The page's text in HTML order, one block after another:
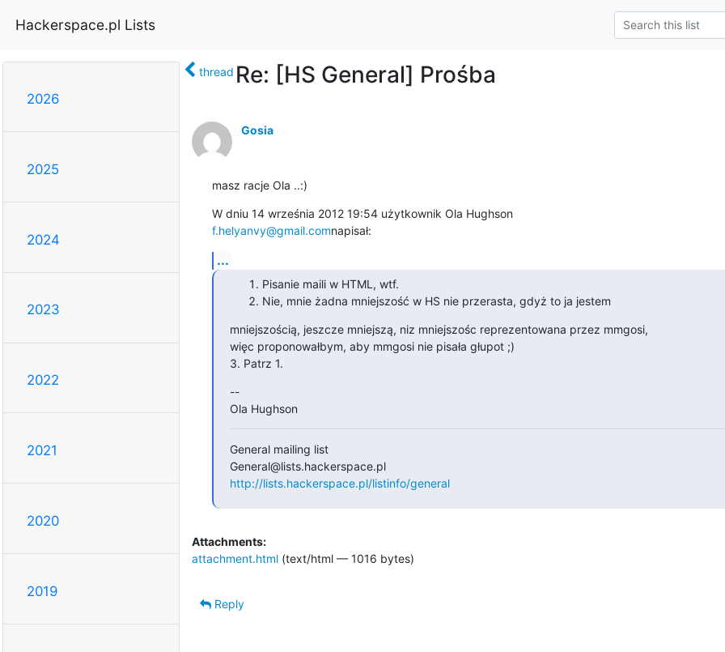
Hackerspace.pl Lists
2026
2025
2024
2023
2022
2021
2020
2019
thread Re: [HS General] Prośba
Gosia
masz racje Ola ..:)
W dniu 14 września 2012 19:54 użytkownik Ola Hughson
f.helyanvy@gmail.comnapisał:
...
Pisanie maili w HTML, wtf.
Nie, mnie żadna mniejszość w HS nie przerasta, gdyż to ja jestem
mniejszością, jeszcze mniejszą, niz mniejszośc reprezentowana przez mmgosi,
więc proponowałbym, aby mmgosi nie pisała głupot ;)
3. Patrz 1.
--
Ola Hughson
General mailing list
General@lists.hackerspace.pl
http://lists.hackerspace.pl/listinfo/general
Attachments:
attachment.html(text/html — 1016 bytes)
Reply